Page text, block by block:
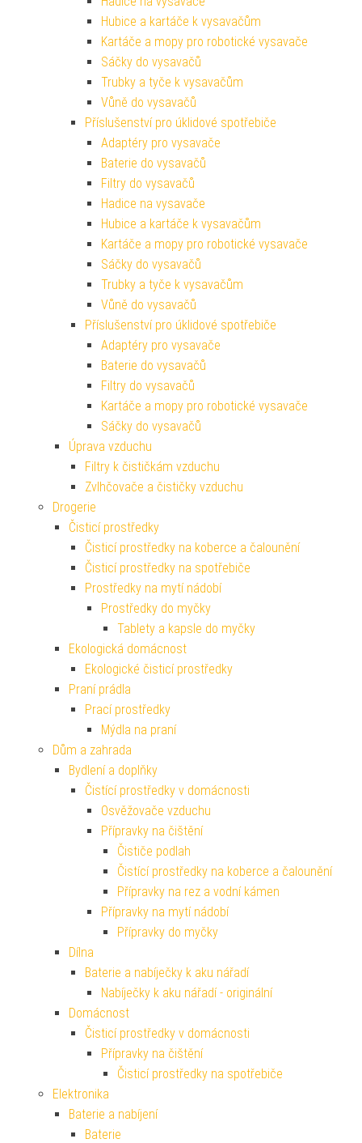
Hubice a kartáče k vysavačům
Kartáče a mopy pro robotické vysavače
Sáčky do vysavačů
Trubky a tyče k vysavačům
Vůně do vysavačů
Příslušenství pro úklidové spotřebiče
Adaptéry pro vysavače
Baterie do vysavačů
Filtry do vysavačů
Hadice na vysavače
Hubice a kartáče k vysavačům
Kartáče a mopy pro robotické vysavače
Sáčky do vysavačů
Trubky a tyče k vysavačům
Vůně do vysavačů
Příslušenství pro úklidové spotřebiče
Adaptéry pro vysavače
Baterie do vysavačů
Filtry do vysavačů
Kartáče a mopy pro robotické vysavače
Sáčky do vysavačů
Úprava vzduchu
Filtry k čističkám vzduchu
Zvlhčovače a čističky vzduchu
Drogerie
Čisticí prostředky
Čisticí prostředky na koberce a čalounění
Čisticí prostředky na spotřebiče
Prostředky na mytí nádobí
Prostředky do myčky
Tablety a kapsle do myčky
Ekologická domácnost
Ekologické čisticí prostředky
Praní prádla
Prací prostředky
Mýdla na praní
Dům a zahrada
Bydlení a doplňky
Čistící prostředky v domácnosti
Osvěžovače vzduchu
Přípravky na čištění
Čističe podlah
Čistící prostředky na koberce a čalounění
Přípravky na rez a vodní kámen
Přípravky na mytí nádobí
Přípravky do myčky
Dílna
Baterie a nabíječky k aku nářadí
Nabíječky k aku nářadí - originální
Domácnost
Čisticí prostředky v domácnosti
Přípravky na čištění
Čisticí prostředky na spotřebiče
Elektronika
Baterie a nabíjení
Baterie